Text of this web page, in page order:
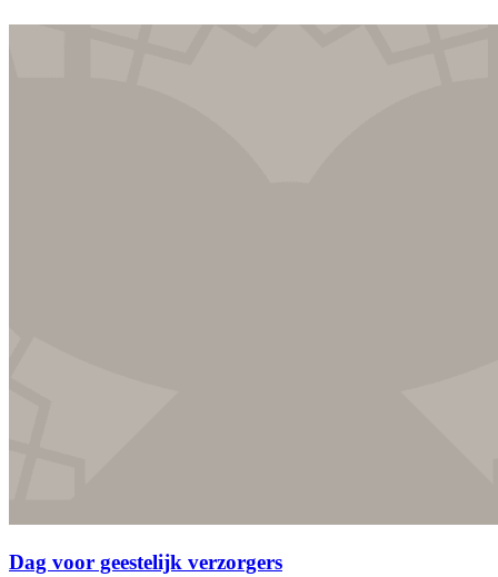
Dag voor geestelijk verzorgers